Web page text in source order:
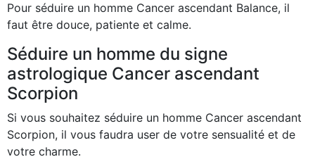
Pour séduire un homme Cancer ascendant Balance, il
faut être douce, patiente et calme.
Séduire un homme du signe
astrologique Cancer ascendant
Scorpion
Si vous souhaitez séduire un homme Cancer ascendant
Scorpion, il vous faudra user de votre sensualité et de
votre charme.